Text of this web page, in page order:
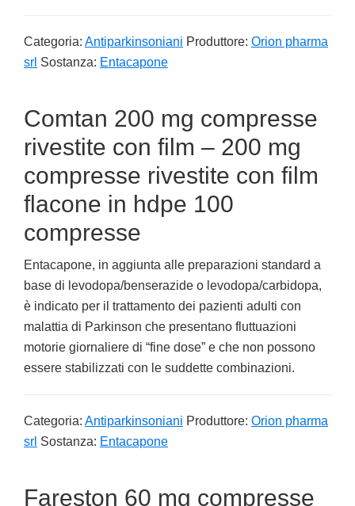
Categoria: Antiparkinsoniani Produttore: Orion pharma
srl Sostanza: Entacapone
Comtan 200 mg compresse
rivestite con film – 200 mg
compresse rivestite con film
flacone in hdpe 100
compresse
Entacapone, in aggiunta alle preparazioni standard a
base di levodopa/benserazide o levodopa/carbidopa,
è indicato per il trattamento dei pazienti adulti con
malattia di Parkinson che presentano fluttuazioni
motorie giornaliere di “fine dose” e che non possono
essere stabilizzati con le suddette combinazioni.
Categoria: Antiparkinsoniani Produttore: Orion pharma
srl Sostanza: Entacapone
Fareston 60 mg compresse